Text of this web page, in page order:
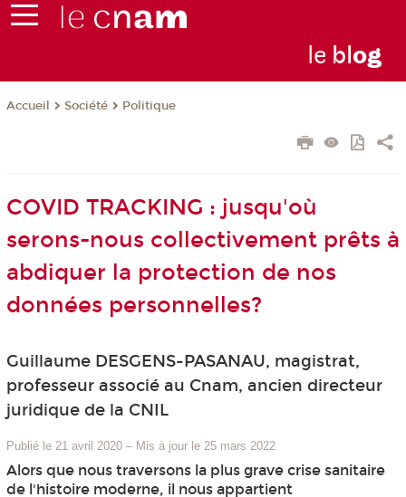
le blog
Accueil Société Politique
COVID TRACKING : jusqu'où
serons-nous collectivement prêts à
abdiquer la protection de nos
données personnelles?
Guillaume DESGENS-PASANAU, magistrat,
professeur associé au Cnam, ancien directeur
juridique de la CNIL
Publié le 21 avril 2020 – Mis à jour le 25 mars 2022
Alors que nous traversons la plus grave crise sanitaire
de l'histoire moderne, il nous appartient